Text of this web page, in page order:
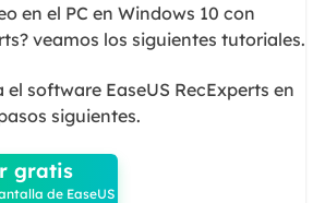
en el PC en Windows 10 con
veamos los siguientes tutoriales.
software EaseUS RecExperts en
siguientes.
gratis
de EaseUS